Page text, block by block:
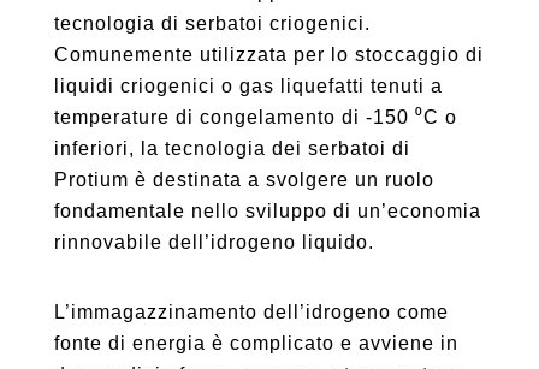
tecnologia di serbatoi criogenici.
Comunemente utilizzata per lo stoccaggio di
liquidi criogenici o gas liquefatti tenuti a
temperature di congelamento di -150 ⁰C o
inferiori, la tecnologia dei serbatoi di
Protium è destinata a svolgere un ruolo
fondamentale nello sviluppo di un’economia
rinnovabile dell’idrogeno liquido.
L’immagazzinamento dell’idrogeno come
fonte di energia è complicato e avviene in